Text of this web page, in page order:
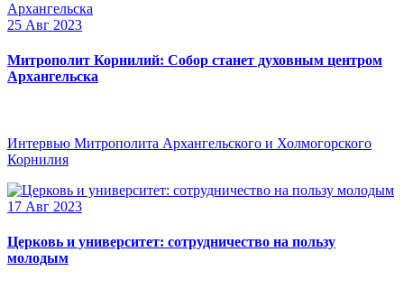
25 Авг 2023
Митрополит Корнилий: Собор станет духовным центром
Архангельска
Интервью Митрополита Архангельского и Холмогорского
Корнилия
17 Авг 2023
Церковь и университет: сотрудничество на пользу
молодым